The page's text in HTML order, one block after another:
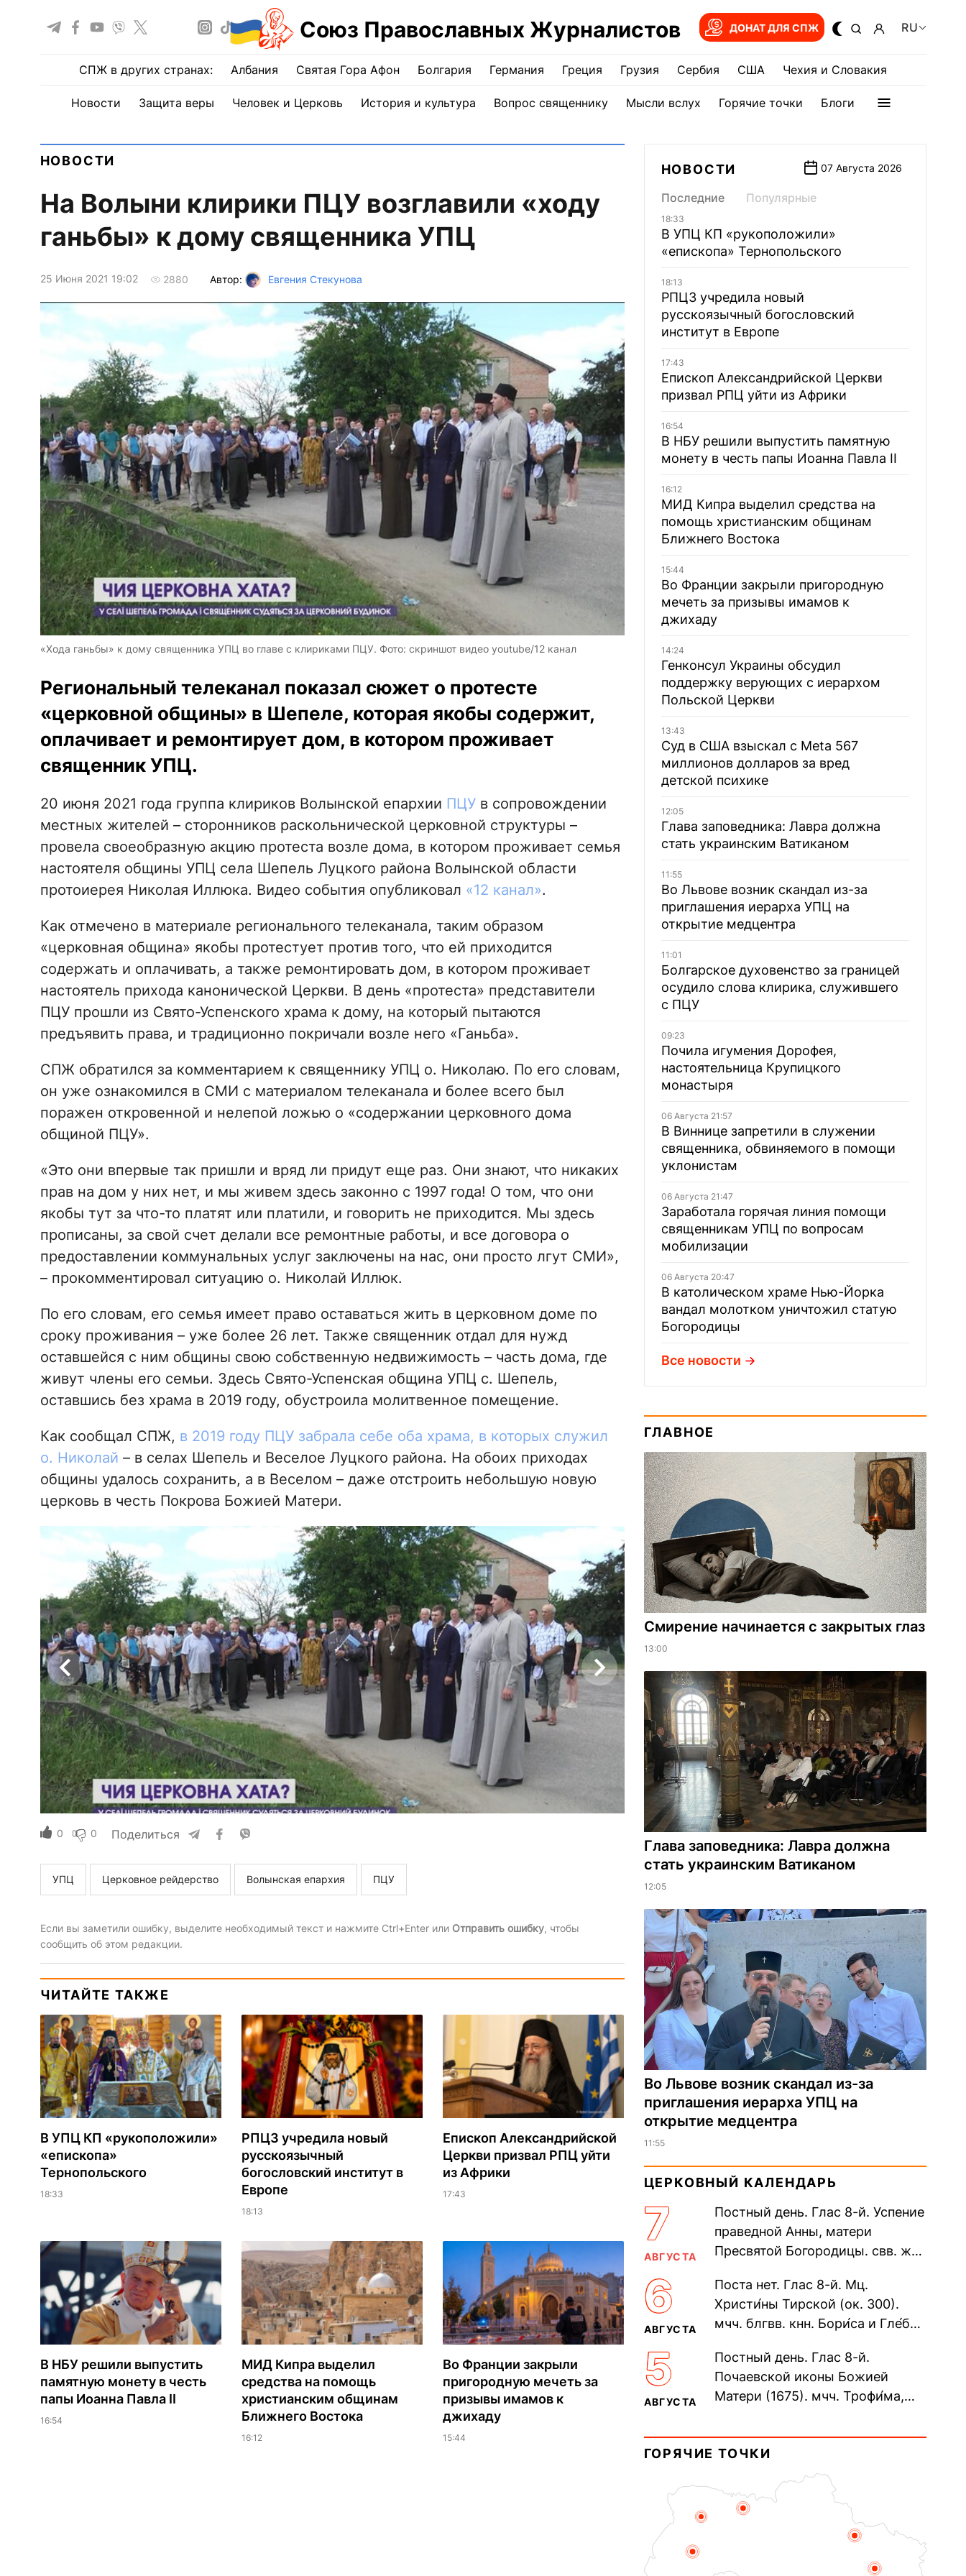
Союз Православных Журналистов ДОНАТ ДЛЯ СПЖ RU
СПЖ в других странах: Албания Святая Гора Афон Болгария Германия Греция Грузия Сербия США Чехия и Словакия
Новости Защита веры Человек и Церковь История и культура Вопрос священнику Мысли вслух Горячие точки Блоги
НОВОСТИ
На Волыни клирики ПЦУ возглавили «ходу
ганьбы» к дому священника УПЦ
25 Июня 2021 19:02 2880 Автор: Евгения Стекунова
«Хода ганьбы» к дому священника УПЦ во главе с клириками ПЦУ. Фото: скриншот видео youtube/12 канал
Региональный телеканал показал сюжет о протесте
«церковной общины» в Шепеле, которая якобы содержит,
оплачивает и ремонтирует дом, в котором проживает
священник УПЦ.
20 июня 2021 года группа клириков Волынской епархии ПЦУв сопровождении
местных жителей – сторонников раскольнической церковной структуры –
провела своеобразную акцию протеста возле дома, в котором проживает семья
настоятеля общины УПЦ села Шепель Луцкого района Волынской области
протоиерея Николая Иллюка. Видео события опубликовал «12 канал».
Как отмечено в материале регионального телеканала, таким образом
«церковная община» якобы протестует против того, что ей приходится
содержать и оплачивать, а также ремонтировать дом, в котором проживает
настоятель прихода канонической Церкви. В день «протеста» представители
ПЦУ прошли из Свято-Успенского храма к дому, на который пытаются
предъявить права, и традиционно покричали возле него «Ганьба».
СПЖ обратился за комментарием к священнику УПЦ о. Николаю. По его словам,
он уже ознакомился в СМИ с материалом телеканала и более всего был
поражен откровенной и нелепой ложью о «содержании церковного дома
общиной ПЦУ».
«Это они впервые так пришли и вряд ли придут еще раз. Они знают, что никаких
прав на дом у них нет, и мы живем здесь законно с 1997 года! О том, что они
якобы тут за что-то платят или платили, и говорить не приходится. Мы здесь
прописаны, за свой счет делали все ремонтные работы, и все договора о
предоставлении коммунальных услуг заключены на нас, они просто лгут СМИ»,
– прокомментировал ситуацию о. Николай Иллюк.
По его словам, его семья имеет право оставаться жить в церковном доме по
сроку проживания – уже более 26 лет. Также священник отдал для нужд
оставшейся с ним общины свою собственную недвижимость – часть дома, где
живут члены его семьи. Здесь Свято-Успенская община УПЦ с. Шепель,
оставшись без храма в 2019 году, обустроила молитвенное помещение.
Как сообщал СПЖ, в 2019 году ПЦУ забрала себе оба храма, в которых служил
о. Николай – в селах Шепель и Веселое Луцкого района. На обоих приходах
общины удалось сохранить, а в Веселом – даже отстроить небольшую новую
церковь в честь Покрова Божией Матери.
0 0 Поделиться
УПЦ Церковное рейдерство Волынская епархия ПЦУ
Если вы заметили ошибку, выделите необходимый текст и нажмите Ctrl+Enter или Отправить ошибку, чтобы
сообщить об этом редакции.
ЧИТАЙТЕ ТАКЖЕ
В УПЦ КП «рукоположили»
«епископа»
Тернопольского
18:33
РПЦЗ учредила новый
русскоязычный
богословский институт в
Европе
18:13
Епископ Александрийской
Церкви призвал РПЦ уйти
из Африки
17:43
В НБУ решили выпустить
памятную монету в честь
папы Иоанна Павла II
16:54
МИД Кипра выделил
средства на помощь
христианским общинам
Ближнего Востока
16:12
Во Франции закрыли
пригородную мечеть за
призывы имамов к
джихаду
15:44
НОВОСТИ 07 Августа 2026
Последние Популярные
18:33
В УПЦ КП «рукоположили»
«епископа» Тернопольского
18:13
РПЦЗ учредила новый
русскоязычный богословский
институт в Европе
17:43
Епископ Александрийской Церкви
призвал РПЦ уйти из Африки
16:54
В НБУ решили выпустить памятную
монету в честь папы Иоанна Павла II
16:12
МИД Кипра выделил средства на
помощь христианским общинам
Ближнего Востока
15:44
Во Франции закрыли пригородную
мечеть за призывы имамов к
джихаду
14:24
Генконсул Украины обсудил
поддержку верующих с иерархом
Польской Церкви
13:43
Суд в США взыскал с Meta 567
миллионов долларов за вред
детской психике
12:05
Глава заповедника: Лавра должна
стать украинским Ватиканом
11:55
Во Львове возник скандал из-за
приглашения иерарха УПЦ на
открытие медцентра
11:01
Болгарское духовенство за границей
осудило слова клирика, служившего
с ПЦУ
09:23
Почила игумения Дорофея,
настоятельница Крупицкого
монастыря
06 Августа 21:57
В Виннице запретили в служении
священника, обвиняемого в помощи
уклонистам
06 Августа 21:47
Заработала горячая линия помощи
священникам УПЦ по вопросам
мобилизации
06 Августа 20:47
В католическом храме Нью-Йорка
вандал молотком уничтожил статую
Богородицы
Все новости
ГЛАВНОЕ
Смирение начинается с закрытых глаз
13:00
Глава заповедника: Лавра должна
стать украинским Ватиканом
12:05
Во Львове возник скандал из-за
приглашения иерарха УПЦ на
открытие медцентра
11:55
ЦЕРКОВНЫЙ КАЛЕНДАРЬ
7
АВГУСТА
Постный день. Глас 8-й. Успение
праведной Анны, матери
Пресвятой Богородицы. свв. жен
прп. Евпракси́и девы,...
6
АВГУСТА
Поста нет. Глас 8-й. Мц.
Христи́ны Тирской (ок. 300).
мчч. блгвв. кнн. Бори́са и Гле́ба,
Дави́да (1015). Прп....
5
АВГУСТА
Постный день. Глас 8-й.
Почаевской иконы Божией
Матери (1675). мчч. Трофи́ма,
мучеников (284–305). прав.
воина Фео́дора...
ГОРЯЧИЕ ТОЧКИ